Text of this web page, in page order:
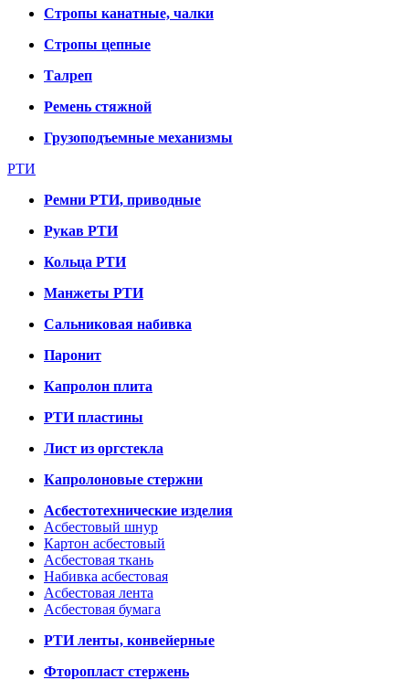
Стропы канатные, чалки
Стропы цепные
Талреп
Ремень стяжной
Грузоподъемные механизмы
РТИ
Ремни РТИ, приводные
Рукав РТИ
Кольца РТИ
Манжеты РТИ
Сальниковая набивка
Паронит
Капролон плита
РТИ пластины
Лист из оргстекла
Капролоновые стержни
Асбестотехнические изделия
Асбестовый шнур
Картон асбестовый
Асбестовая ткань
Набивка асбестовая
Асбестовая лента
Асбестовая бумага
РТИ ленты, конвейерные
Фторопласт стержень